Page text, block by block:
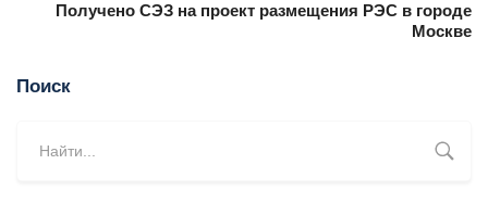
Получено СЭЗ на проект размещения РЭС в городе
Москве
Поиск